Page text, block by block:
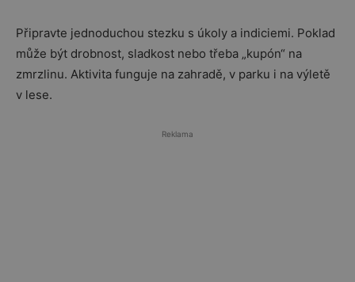
Připravte jednoduchou stezku s úkoly a indiciemi. Poklad
může být drobnost, sladkost nebo třeba „kupón“ na
zmrzlinu. Aktivita funguje na zahradě, v parku i na výletě
v lese.
Reklama